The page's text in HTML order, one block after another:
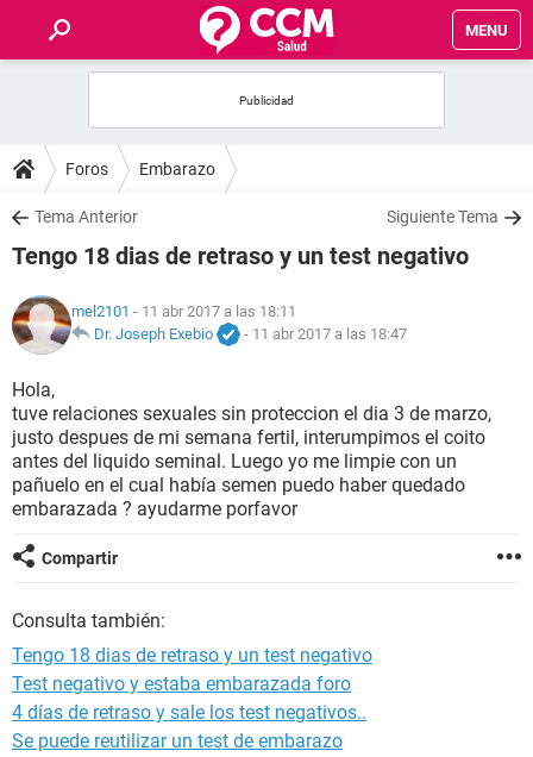
MENU
FOROS
SALUD
FAMILIA
NUTRICIÓN
BIENESTAR
SEXUALIDAD
GLOSARIO
Foros Embarazo
Tema Anterior Siguiente Tema
Tengo 18 dias de retraso y un test negativo
mel2101 - 11 abr 2017 a las 18:11
Dr. Joseph Exebio
- 11 abr 2017 a las 18:47
Hola,
tuve relaciones sexuales sin proteccion el dia 3 de marzo,
justo despues de mi semana fertil, interumpimos el coito
antes del liquido seminal. Luego yo me limpie con un
pañuelo en el cual había semen puedo haber quedado
embarazada ? ayudarme porfavor
Compartir
Consulta también:
Tengo 18 dias de retraso y un test negativo
Test negativo y estaba embarazada foro
4 días de retraso y sale los test negativos..
Se puede reutilizar un test de embarazo